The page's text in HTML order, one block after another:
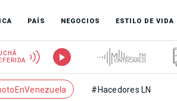
PAÍS NEGOCIOS ESTILO DE VIDA
#Hacedores LN